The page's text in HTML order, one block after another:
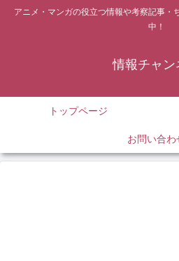
アニメ・マンガの役立つ情報や考察記事・
中！
情報チャン
トップページ
お問い合わ